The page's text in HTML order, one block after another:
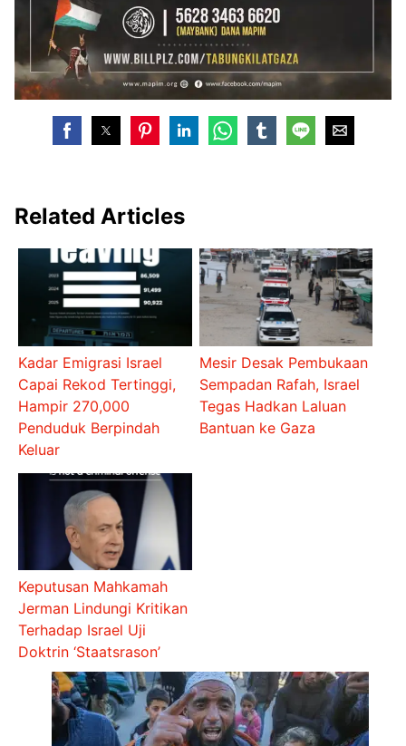
Related Articles
Kadar Emigrasi Israel
Capai Rekod Tertinggi,
Hampir 270,000
Penduduk Berpindah
Keluar
Mesir Desak Pembukaan
Sempadan Rafah, Israel
Tegas Hadkan Laluan
Bantuan ke Gaza
Keputusan Mahkamah
Jerman Lindungi Kritikan
Terhadap Israel Uji
Doktrin ‘Staatsrason’